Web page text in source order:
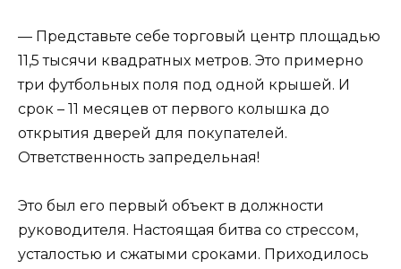
— Представьте себе торговый центр площадью
11,5 тысячи квадратных метров. Это примерно
три футбольных поля под одной крышей. И
срок – 11 месяцев от первого колышка до
открытия дверей для покупателей.
Ответственность запредельная!
Это был его первый объект в должности
руководителя. Настоящая битва со стрессом,
усталостью и сжатыми сроками. Приходилось